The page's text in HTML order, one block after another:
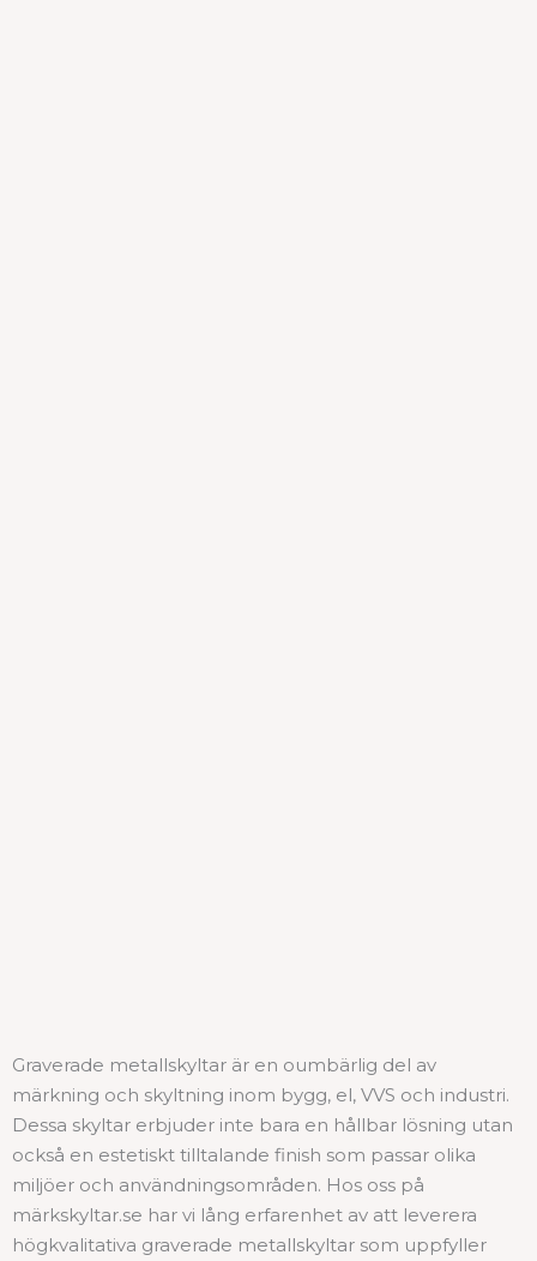
Graverade metallskyltar är en oumbärlig del av
märkning och skyltning inom bygg, el, VVS och industri.
Dessa skyltar erbjuder inte bara en hållbar lösning utan
också en estetiskt tilltalande finish som passar olika
miljöer och användningsområden. Hos oss på
märkskyltar.se har vi lång erfarenhet av att leverera
högkvalitativa graverade metallskyltar som uppfyller